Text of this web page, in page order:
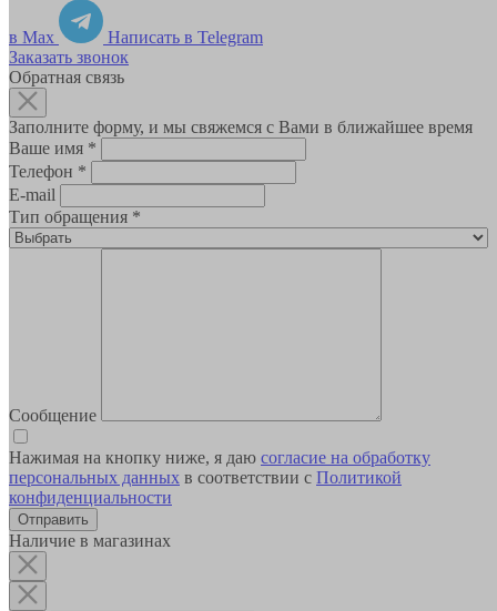
в Max
Написать в Telegram
Заказать звонок
Обратная связь
Заполните форму, и мы свяжемся с Вами в ближайшее время
Ваше имя *
Телефон *
E-mail
Тип обращения *
Сообщение
Нажимая на кнопку ниже, я даю согласие на обработку
персональных данных в соответствии с Политикой
конфиденциальности
Наличие в магазинах